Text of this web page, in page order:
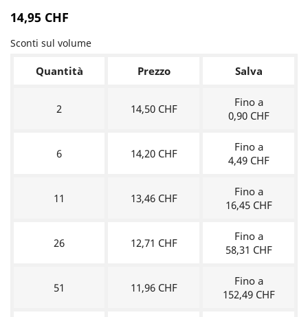
14,95 CHF
Sconti sul volume
Quantità Prezzo Salva
2 14,50 CHF
Fino a
0,90 CHF
6 14,20 CHF
Fino a
4,49 CHF
11 13,46 CHF
Fino a
16,45 CHF
26 12,71 CHF
Fino a
58,31 CHF
51 11,96 CHF
Fino a
152,49 CHF